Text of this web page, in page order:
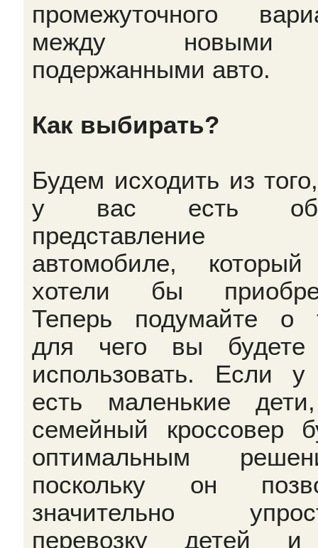
промежуточного
между
подержанными авто.
Как выбирать?
Будем исходить из
у вас есть
автомобиле,
хотели бы
Теперь подумайте о
для чего вы будете
использовать. Если
есть маленькие
семейный кроссовер
оптимальным
поскольку он
значительно
перевозку детей